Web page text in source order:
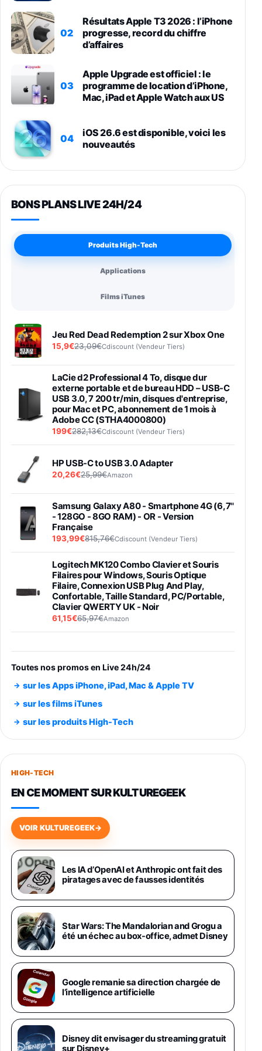
02
Résultats Apple T3 2026 : l’iPhone
progresse, record du chiffre
d’affaires
03
Apple Upgrade est officiel : le
programme de location d’iPhone,
Mac, iPad et Apple Watch aux US
04
iOS 26.6 est disponible, voici les
nouveautés
BONS PLANS LIVE 24H/24
Produits High-Tech
Applications
Films iTunes
Jeu Red Dead Redemption 2 sur Xbox One
15,9€23,09€Cdiscount (Vendeur Tiers)
LaCie d2 Professional 4 To, disque dur
externe portable et de bureau HDD – USB-C
USB 3.0, 7 200 tr/min, disques d'entreprise,
pour Mac et PC, abonnement de 1 mois à
Adobe CC (STHA4000800)
199€282,13€Cdiscount (Vendeur Tiers)
HP USB-C to USB 3.0 Adapter
20,26€25,99€Amazon
Samsung Galaxy A80 - Smartphone 4G (6,7''
- 128GO - 8GO RAM) - OR - Version
Française
193,99€815,76€Cdiscount (Vendeur Tiers)
Logitech MK120 Combo Clavier et Souris
Filaires pour Windows, Souris Optique
Filaire, Connexion USB Plug And Play,
Confortable, Taille Standard, PC/Portable,
Clavier QWERTY UK - Noir
61,15€65,97€Amazon
entraénement direct 3 vitesses (33-45-78
trs/min) avec pre-ampli intégré et port USB
Smartphone SAMSUNG Galaxy S26 Ultra
891,99€1199€Fnac (Vendeur Tiers)
Smartphone SAMSUNG Galaxy S26+ Violet
749,99€
648,63€834,71€
Samsung Galaxy Miracle Ultra, Smartphone
Android 5G avec Galaxy AI, 512 Go,
Chargeur Secteur Rapide 25W Inclus,
Smartphone déverrouillé, Noir, Version FR
1019€
Galaxy S26 Ultra 512 Go Bleu
1019€1399€Fnac (Vendeur Tiers)
Galaxy S26 Ultra 256 Go Violet
892€1199€Fnac (Vendeur Tiers)
Philips SHK2000BL - Casque Enfant - Bleu &
Répartiteur Audio 5 Casques, Blanc
24,94€29,96€Fnac (Vendeur Tiers)
Toutes nos promos en Live 24h/24
sur les Apps iPhone, iPad, Mac & Apple TV
sur les films iTunes
sur les produits High-Tech
HIGH-TECH
EN CE MOMENT SUR KULTUREGEEK
VOIR KULTUREGEEK→
Les IA d’OpenAI et Anthropic ont fait des
piratages avec de fausses identités
Star Wars: The Mandalorian and Grogu a
été un échec au box-office, admet Disney
Google remanie sa direction chargée de
l’intelligence artificielle
Disney dit envisager du streaming gratuit
sur Disney+